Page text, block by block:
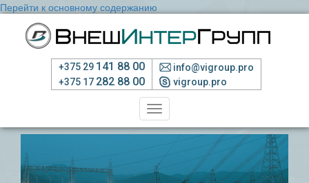
Перейти к основному содержанию
+375 29 141 88 00
+375 17 282 88 00
info@vigroup.pro
vigroup.pro
Toggle
navigation